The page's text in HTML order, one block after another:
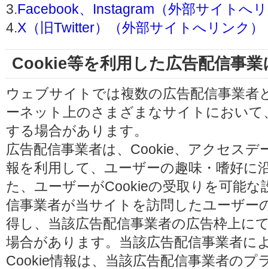
3.Facebook、Instagram（外部サイトへ
4.X（旧Twitter）（外部サイトへリンク）
Cookie等を利用した広告配信事
ウェブサイトでは複数の広告配信事業
ーネット上のさまざまなサイトにおい
する場合があります。
広告配信事業者は、Cookie、アクセスデ
報を利用して、ユーザーの趣味・嗜好に
た、ユーザーがCookieの受取りを可能
信事業者が当サイトを訪問したユーザー
得し、当該広告配信事業者の広告枠上に
場合があります。当該広告配信事業者に
Cookie情報は、当該広告配信事業者のプ